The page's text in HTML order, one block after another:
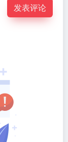
发表评论